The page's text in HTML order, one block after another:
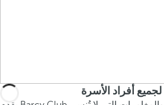
أفراد الأسرة